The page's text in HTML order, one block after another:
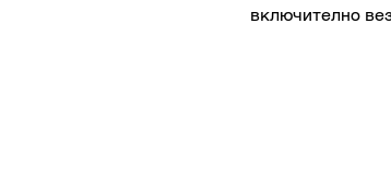
включително